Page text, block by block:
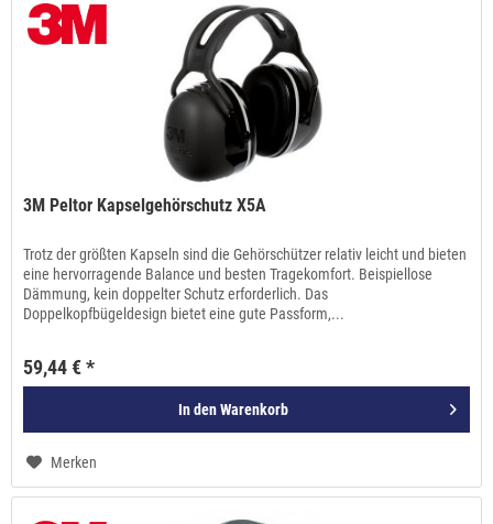
3M Peltor Kapselgehörschutz X5A
Trotz der größten Kapseln sind die Gehörschützer relativ leicht und bieten
eine hervorragende Balance und besten Tragekomfort. Beispiellose
Dämmung, kein doppelter Schutz erforderlich. Das
Doppelkopfbügeldesign bietet eine gute Passform,...
59,44 € *
In denWarenkorb
Merken